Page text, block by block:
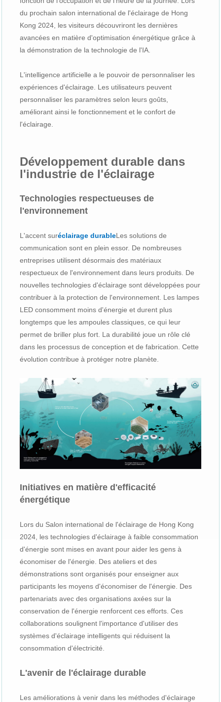
du prochain salon international de l'éclairage de Hong
Kong 2024, les visiteurs découvriront les dernières
avancées en matière d'optimisation énergétique grâce à
la démonstration de la technologie de l'IA.
L'intelligence artificielle a le pouvoir de personnaliser les
expériences d'éclairage. Les utilisateurs peuvent
personnaliser les paramètres selon leurs goûts,
améliorant ainsi le fonctionnement et le confort de
l'éclairage.
Développement durable dans
l'industrie de l'éclairage
Technologies respectueuses de
l'environnement
L'accent suréclairage durableLes solutions de
communication sont en plein essor. De nombreuses
entreprises utilisent désormais des matériaux
respectueux de l'environnement dans leurs produits. De
nouvelles technologies d'éclairage sont développées pour
contribuer à la protection de l'environnement. Les lampes
LED consomment moins d'énergie et durent plus
longtemps que les ampoules classiques, ce qui leur
permet de briller plus fort. La durabilité joue un rôle clé
dans les processus de conception et de fabrication. Cette
évolution contribue à protéger notre planète.
Initiatives en matière d'efficacité
énergétique
Lors du Salon international de l'éclairage de Hong Kong
2024, les technologies d'éclairage à faible consommation
d'énergie sont mises en avant pour aider les gens à
économiser de l'énergie. Des ateliers et des
démonstrations sont organisés pour enseigner aux
participants les moyens d'économiser de l'énergie. Des
partenariats avec des organisations axées sur la
conservation de l'énergie renforcent ces efforts. Ces
collaborations soulignent l'importance d'utiliser des
systèmes d'éclairage intelligents qui réduisent la
consommation d'électricité.
L'avenir de l'éclairage durable
Les améliorations à venir dans les méthodes d'éclairage